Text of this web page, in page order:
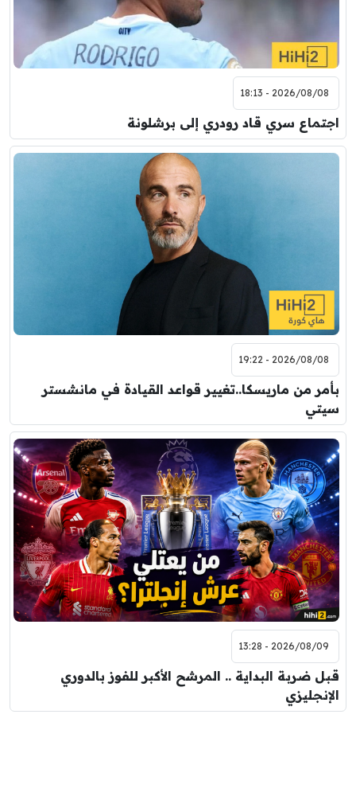
2026/08/08 - 18:13
اجتماع سري قاد رودري إلى برشلونة
2026/08/08 - 19:22
بأمر من ماريسكا..تغيير قواعد القيادة في مانشستر
سيتي
2026/08/09 - 13:28
قبل ضربة البداية .. المرشح الأكبر للفوز بالدوري
الإنجليزي